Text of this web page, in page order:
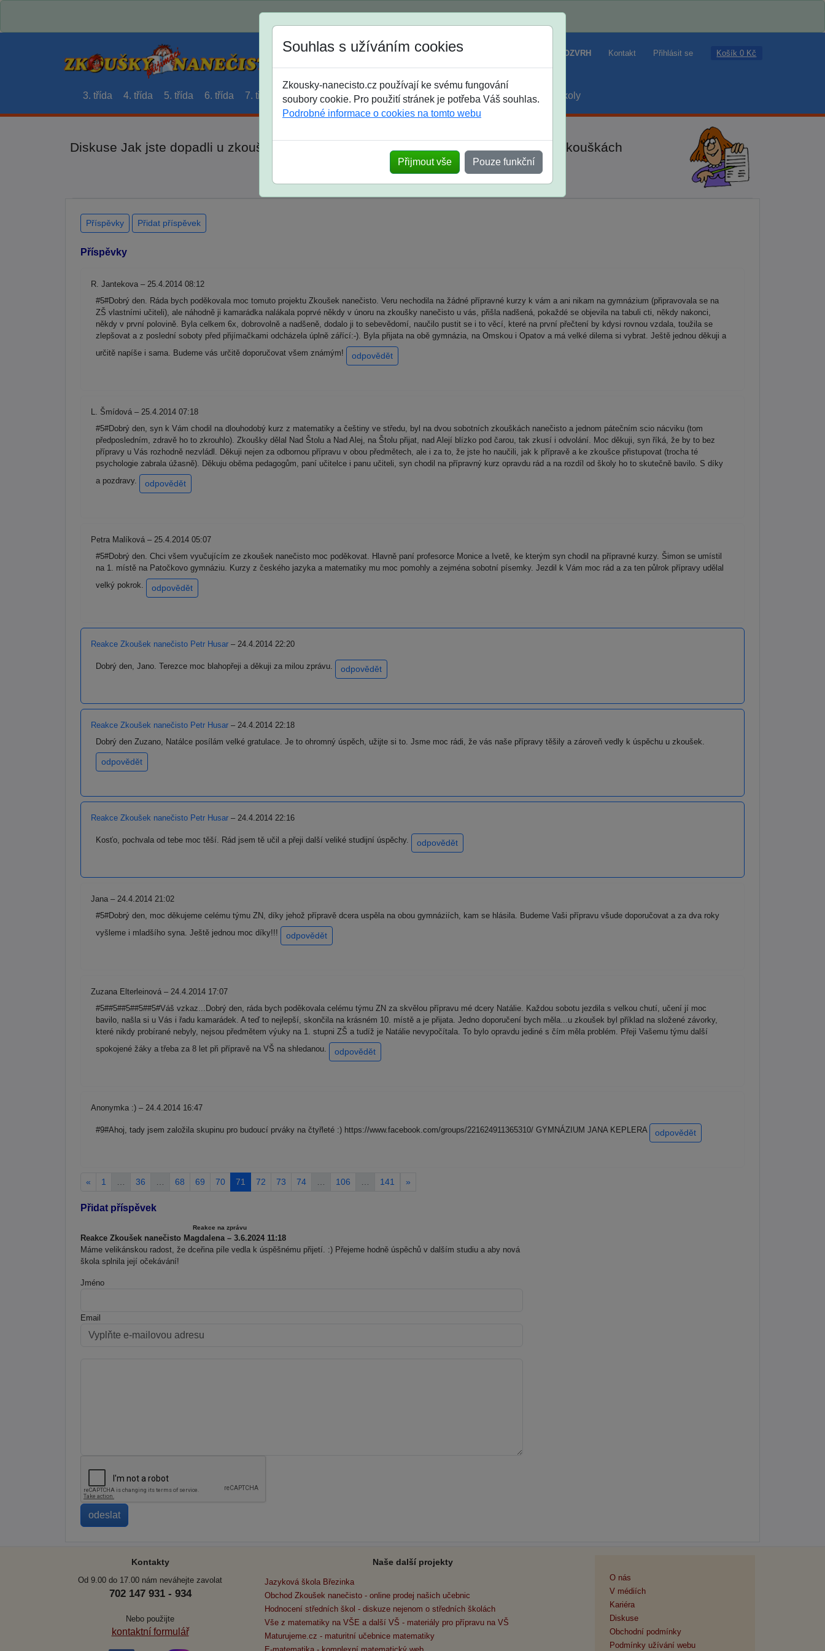
Jak si vybrat ROZVRH Kontakt Přihlásit se Košík 0 Kč
3. třída 4. třída 5. třída 6. třída 7. třída 8. třída 9. třída střední maturanti soutěže prázdniny školy
Diskuse Jak jste dopadli u zkoušek na SŠ? Vaše ohlasy po skutečných přijímacích zkouškách
Souhlas s užíváním cookies
Zkousky-nanecisto.cz používají ke svému fungování
soubory cookie. Pro použití stránek je potřeba Váš souhlas.
Podrobné informace o cookies na tomto webu
Přijmout vše Pouze funkční
Příspěvky Přidat příspěvek
Příspěvky
R. Jantekova – 25.4.2014 08:12
#5#Dobrý den. Ráda bych poděkovala moc tomuto projektu Zkoušek nanečisto. Veru nechodila na žádné přípravné kurzy k vám a ani nikam na gymnázium (připravovala se na
ZŠ vlastními učiteli), ale náhodně ji kamarádka nalákala poprvé někdy v únoru na zkoušky nanečisto u vás, přišla nadšená, pokaždé se objevila na tabuli cti, někdy nakonci,
někdy v první polovině. Byla celkem 6x, dobrovolně a nadšeně, dodalo ji to sebevědomí, naučilo pustit se i to věcí, které na první přečtení by kdysi rovnou vzdala, toužila se
zlepšovat a z poslední soboty před přijímačkami odcházela úplně zářící:-). Byla přijata na obě gymnázia, na Omskou i Opatov a má velké dilema si vybrat. Ještě jednou děkuji a
určitě napíše i sama. Budeme vás určitě doporučovat všem známým!
odpovědět
L. Šmídová – 25.4.2014 07:18
#5#Dobrý den, syn k Vám chodil na dlouhodobý kurz z matematiky a češtiny ve středu, byl na dvou sobotních zkouškách nanečisto a jednom pátečním scio nácviku (tom
předposledním, zdravě ho to zkrouhlo). Zkoušky dělal Nad Štolu a Nad Alej, na Štolu přijat, nad Alejí blízko pod čarou, tak zkusí i odvolání. Moc děkuji, syn říká, že by to bez
přípravy u Vás rozhodně nezvládl. Děkuji nejen za odbornou přípravu v obou předmětech, ale i za to, že jste ho naučili, jak k přípravě a ke zkoušce přistupovat (trocha té
psychologie zabrala úžasně). Děkuju oběma pedagogům, paní učitelce i panu učiteli, syn chodil na přípravný kurz opravdu rád a na rozdíl od školy ho to skutečně bavilo. S díky
a pozdravy.
odpovědět
Petra Malíková – 25.4.2014 05:07
#5#Dobrý den. Chci všem vyučujícím ze zkoušek nanečisto moc poděkovat. Hlavně paní profesorce Monice a Ivetě, ke kterým syn chodil na přípravné kurzy. Šimon se umístil
na 1. místě na Patočkovo gymnáziu. Kurzy z českého jazyka a matematiky mu moc pomohly a zejména sobotní písemky. Jezdil k Vám moc rád a za ten půlrok přípravy udělal
velký pokrok.
odpovědět
Reakce Zkoušek nanečisto Petr Husar – 24.4.2014 22:20
Dobrý den, Jano. Terezce moc blahopřeji a děkuji za milou zprávu. odpovědět
Reakce Zkoušek nanečisto Petr Husar – 24.4.2014 22:18
Dobrý den Zuzano, Natálce posílám velké gratulace. Je to ohromný úspěch, užijte si to. Jsme moc rádi, že vás naše přípravy těšily a zároveň vedly k úspěchu u zkoušek.
odpovědět
Reakce Zkoušek nanečisto Petr Husar – 24.4.2014 22:16
Kosťo, pochvala od tebe moc těší. Rád jsem tě učil a přeji další veliké studijní úspěchy. odpovědět
Jana – 24.4.2014 21:02
#5#Dobrý den, moc děkujeme celému týmu ZN, díky jehož přípravě dcera uspěla na obou gymnáziích, kam se hlásila. Budeme Vaši přípravu všude doporučovat a za dva roky
vyšleme i mladšího syna. Ještě jednou moc díky!!!
odpovědět
Zuzana Elterleinová – 24.4.2014 17:07
#5##5##5##5##5#Váš vzkaz...Dobrý den, ráda bych poděkovala celému týmu ZN za skvělou přípravu mé dcery Natálie. Každou sobotu jezdila s velkou chutí, učení jí moc
bavilo, našla si u Vás i řadu kamarádek. A teď to nejlepší, skončila na krásném 10. místě a je přijata. Jedno doporučení bych měla...u zkoušek byl příklad na složené závorky,
které nikdy probírané nebyly, nejsou předmětem výuky na 1. stupni ZŠ a tudíž je Natálie nevypočítala. To bylo opravdu jediné s čím měla problém. Přeji Vašemu týmu další
spokojené žáky a třeba za 8 let při přípravě na VŠ na shledanou.
odpovědět
Anonymka :) – 24.4.2014 16:47
#9#Ahoj, tady jsem založila skupinu pro budoucí prváky na čtyřleté :) https://www.facebook.com/groups/221624911365310/ GYMNÁZIUM JANA KEPLERA odpovědět
« 1 36 68 69 70 71 72 73 74 106 141 »
Přidat příspěvek
Reakce na zprávu
Reakce Zkoušek nanečisto Magdalena – 3.6.2024 11:18
Máme velikánskou radost, že dceřina píle vedla k úspěšnému přijetí. :) Přejeme hodně úspěchů v dalším studiu a aby nová
škola splnila její očekávání!
Jméno
Email
Kontakty
Od 9.00 do 17.00 nám neváhejte zavolat
702 147 931 - 934
Nebo použijte
kontaktní formulář
Naše další projekty
Jazyková škola Březinka
Obchod Zkoušek nanečisto - online prodej našich učebnic
Hodnocení středních škol - diskuze nejenom o středních školách
Vše z matematiky na VŠE a další VŠ - materiály pro přípravu na VŠ
Maturujeme.cz - maturitní učebnice matematiky
O nás
V médiích
Kariéra
Diskuse
Obchodní podmínky
Podmínky užívání webu